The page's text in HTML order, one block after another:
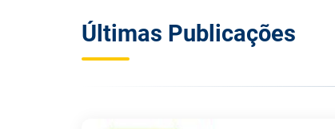
Últimas Publicações